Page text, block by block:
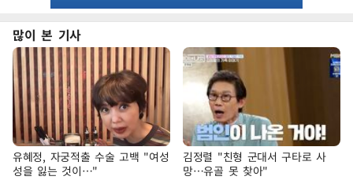
많이 본 기사
유혜정, 자궁적출 수술 고백 "여성
성을 잃는 것이…"
김정렬 "친형 군대서 구타로 사
망…유골 못 찾아"